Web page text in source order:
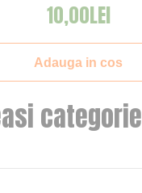
categorie
10,00LEI
Adauga in cos